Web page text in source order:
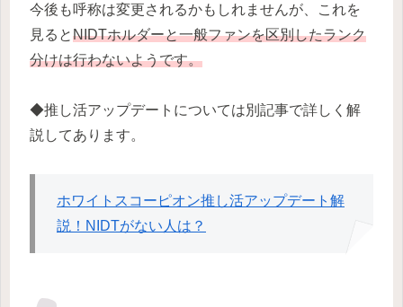
今後も呼称は変更されるかもしれませんが、これを
見るとNIDTホルダーと一般ファンを区別したランク
分けは行わないようです。
◆推し活アップデートについては別記事で詳しく解
説してあります。
ホワイトスコーピオン推し活アップデート解
説！NIDTがない人は？